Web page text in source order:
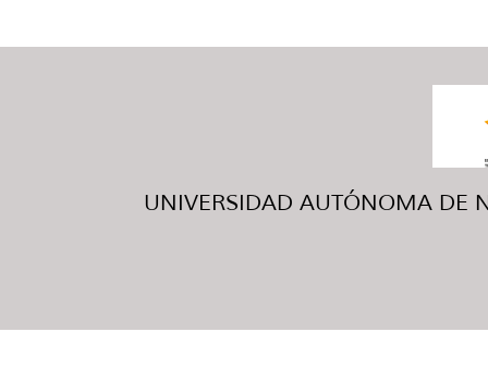
UNIVERSIDAD AUTÓNOMA DE